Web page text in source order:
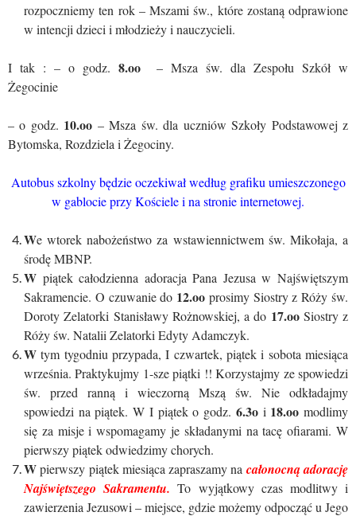
rozpoczniemy ten rok – Mszami św., które zostaną odprawione
w intencji dzieci i młodzieży i nauczycieli.
I tak : – o godz. 8.oo– Msza św. dla Zespołu Szkół w
Żegocinie
– o godz. 10.oo – Msza św. dla uczniów Szkoły Podstawowej z
Bytomska, Rozdziela i Żegociny.
Autobus szkolny będzie oczekiwał według grafiku umieszczonego
w gablocie przy Kościele i na stronie internetowej.
We wtorek nabożeństwo za wstawiennictwem św. Mikołaja, a
środę MBNP.
W piątek całodzienna adoracja Pana Jezusa w Najświętszym
Sakramencie. O czuwanie do 12.oo prosimy Siostry z Róży św.
Doroty Zelatorki Stanisławy Rożnowskiej, a do 17.ooSiostry z
Róży św. Natalii Zelatorki Edyty Adamczyk.
W tym tygodniu przypada, I czwartek, piątek i sobota miesiąca
września. Praktykujmy 1-sze piątki !! Korzystajmy ze spowiedzi
św. przed ranną i wieczorną Mszą św. Nie odkładajmy
spowiedzi na piątek. W I piątek o godz. 6.3oi 18.oo modlimy
się za misje i wspomagamy je składanymi na tacę ofiarami. W
pierwszy piątek odwiedzimy chorych.
Wpierwszy piątek miesiąca zapraszamy na całonocną adorację
Najświętszego Sakramentu. To wyjątkowy czas modlitwy i
zawierzenia Jezusowi – miejsce, gdzie możemy odpocząć u Jego